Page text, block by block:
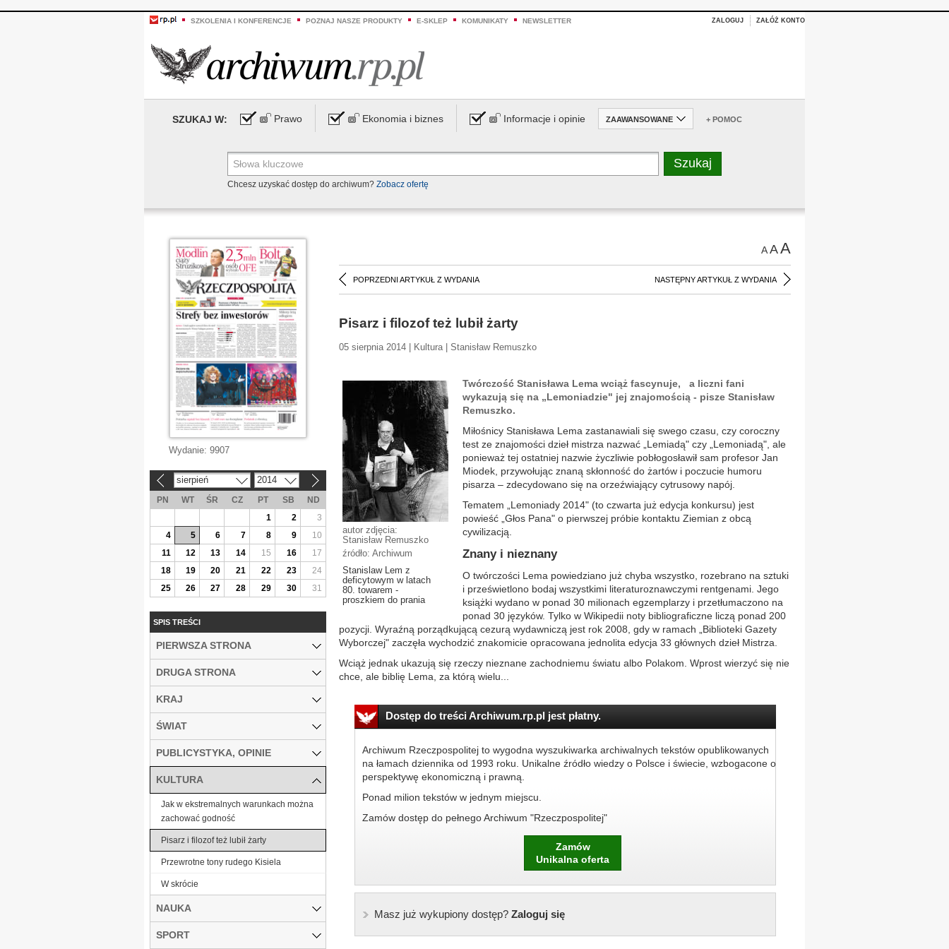
SZKOLENIA I KONFERENCJE POZNAJ NASZE PRODUKTY E-SKLEP KOMUNIKATY NEWSLETTER ZALOGUJ ZAŁÓŻ KONTO
SZUKAJ W: Prawo Ekonomia i biznes Informacje i opinie ZAAWANSOWANE + POMOC
Chcesz uzyskać dostęp do archiwum? Zobacz ofertę
AAA
POPRZEDNI ARTYKUŁ Z WYDANIA NASTĘPNY ARTYKUŁ Z WYDANIA
Pisarz i filozof też lubił żarty
05 sierpnia 2014 | Kultura | Stanisław Remuszko
autor zdjęcia:
Stanisław Remuszko
źródło: Archiwum
Stanislaw Lem z
deficytowym w latach
80. towarem -
proszkiem do prania
Twórczość Stanisława Lema wciąż fascynuje, a liczni fani
wykazują się na „Lemoniadzie" jej znajomością - pisze Stanisław
Remuszko.
Miłośnicy Stanisława Lema zastanawiali się swego czasu, czy coroczny
test ze znajomości dzieł mistrza nazwać „Lemiadą" czy „Lemoniadą", ale
ponieważ tej ostatniej nazwie życzliwie pobłogosławił sam profesor Jan
Miodek, przywołując znaną skłonność do żartów i poczucie humoru
pisarza – zdecydowano się na orzeźwiający cytrusowy napój.
Tematem „Lemoniady 2014" (to czwarta już edycja konkursu) jest
powieść „Głos Pana" o pierwszej próbie kontaktu Ziemian z obcą
cywilizacją.
Znany i nieznany
O twórczości Lema powiedziano już chyba wszystko, rozebrano na sztuki
i prześwietlono bodaj wszystkimi literaturoznawczymi rentgenami. Jego
książki wydano w ponad 30 milionach egzemplarzy i przetłumaczono na
ponad 30 języków. Tylko w Wikipedii noty bibliograficzne liczą ponad 200
pozycji. Wyraźną porządkującą cezurą wydawniczą jest rok 2008, gdy w ramach „Biblioteki Gazety
Wyborczej" zaczęła wychodzić znakomicie opracowana jednolita edycja 33 głównych dzieł Mistrza.
Wciąż jednak ukazują się rzeczy nieznane zachodniemu światu albo Polakom. Wprost wierzyć się nie
chce, ale biblię Lema, za którą wielu...
Dostęp do treści Archiwum.rp.pl jest płatny.
Archiwum Rzeczpospolitej to wygodna wyszukiwarka archiwalnych tekstów opublikowanych
na łamach dziennika od 1993 roku. Unikalne źródło wiedzy o Polsce i świecie, wzbogacone o
perspektywę ekonomiczną i prawną.
Ponad milion tekstów w jednym miejscu.
Zamów dostęp do pełnego Archiwum "Rzeczpospolitej"
Zamów
Unikalna oferta
Masz już wykupiony dostęp?Zaloguj się
Wydanie: 9907
sierpień 2014
PN WT ŚR CZ PT SB
ND
1
2
3
4
5 6 7 8 9
10
11
12 13 14 15 16
17
18
19 20 21 22 23
24
25
26 27 28 29 30 31
SPIS TREŚCI
PIERWSZA STRONA
DRUGA STRONA
KRAJ
ŚWIAT
PUBLICYSTYKA, OPINIE
KULTURA
Jak w ekstremalnych warunkach można
zachować godność
Pisarz i filozof też lubił żarty
Przewrotne tony rudego Kisiela
W skrócie
NAUKA
SPORT